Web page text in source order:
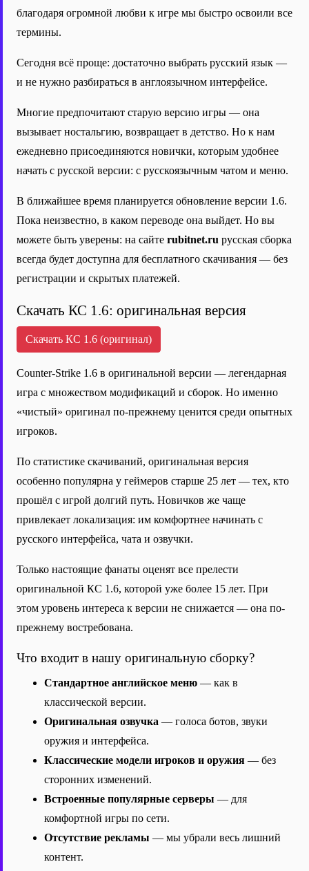
благодаря огромной любви к игре мы быстро освоили все
термины.
Сегодня всё проще: достаточно выбрать русский язык —
и не нужно разбираться в англоязычном интерфейсе.
Многие предпочитают старую версию игры — она
вызывает ностальгию, возвращает в детство. Но к нам
ежедневно присоединяются новички, которым удобнее
начать с русской версии: с русскоязычным чатом и меню.
В ближайшее время планируется обновление версии 1.6.
Пока неизвестно, в каком переводе она выйдет. Но вы
можете быть уверены: на сайте rubitnet.ru русская сборка
всегда будет доступна для бесплатного скачивания — без
регистрации и скрытых платежей.
Скачать КС 1.6: оригинальная версия
Скачать КС 1.6 (оригинал)
Counter-Strike 1.6 в оригинальной версии — легендарная
игра с множеством модификаций и сборок. Но именно
«чистый» оригинал по-прежнему ценится среди опытных
игроков.
По статистике скачиваний, оригинальная версия
особенно популярна у геймеров старше 25 лет — тех, кто
прошёл с игрой долгий путь. Новичков же чаще
привлекает локализация: им комфортнее начинать с
русского интерфейса, чата и озвучки.
Только настоящие фанаты оценят все прелести
оригинальной КС 1.6, которой уже более 15 лет. При
этом уровень интереса к версии не снижается — она по-
прежнему востребована.
Что входит в нашу оригинальную сборку?
Стандартное английское меню — как в
классической версии.
Оригинальная озвучка — голоса ботов, звуки
оружия и интерфейса.
Классические модели игроков и оружия — без
сторонних изменений.
Встроенные популярные серверы — для
комфортной игры по сети.
Отсутствие рекламы — мы убрали весь лишний
контент.